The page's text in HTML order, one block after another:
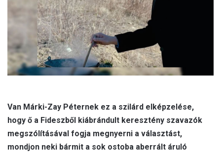
i
l
Van Márki-Zay Péternek ez a szilárd elképzelése,
hogy ő a Fideszből kiábrándult keresztény szavazók
megszólításával fogja megnyerni a választást,
mondjon neki bármit a sok ostoba aberrált áruló